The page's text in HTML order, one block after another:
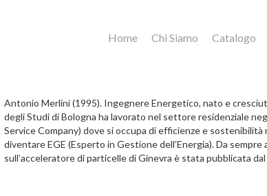
Home Chi Siamo Catalogo
Antonio Merlini (1995). Ingegnere Energetico, nato e
degli Studi di Bologna ha lavorato nel settore residenziale
Service Company) dove si occupa di efficienze e
diventare EGE (Esperto in Gestione dell’Energia). Da
sull’acceleratore di particelle di Ginevra è stata pubblicata